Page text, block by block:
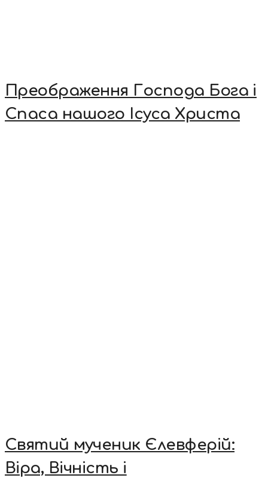
Преображення Господа Бога і
Спаса нашого Ісуса Христа
Святий мученик Єлевферій:
Віра, Вічність і